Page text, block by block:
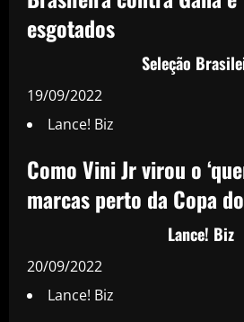
esgotados
Seleção
19/09/2022
Lance! Biz
Como Vini Jr virou o
marcas perto da Copa
Lance! Biz
20/09/2022
Lance! Biz